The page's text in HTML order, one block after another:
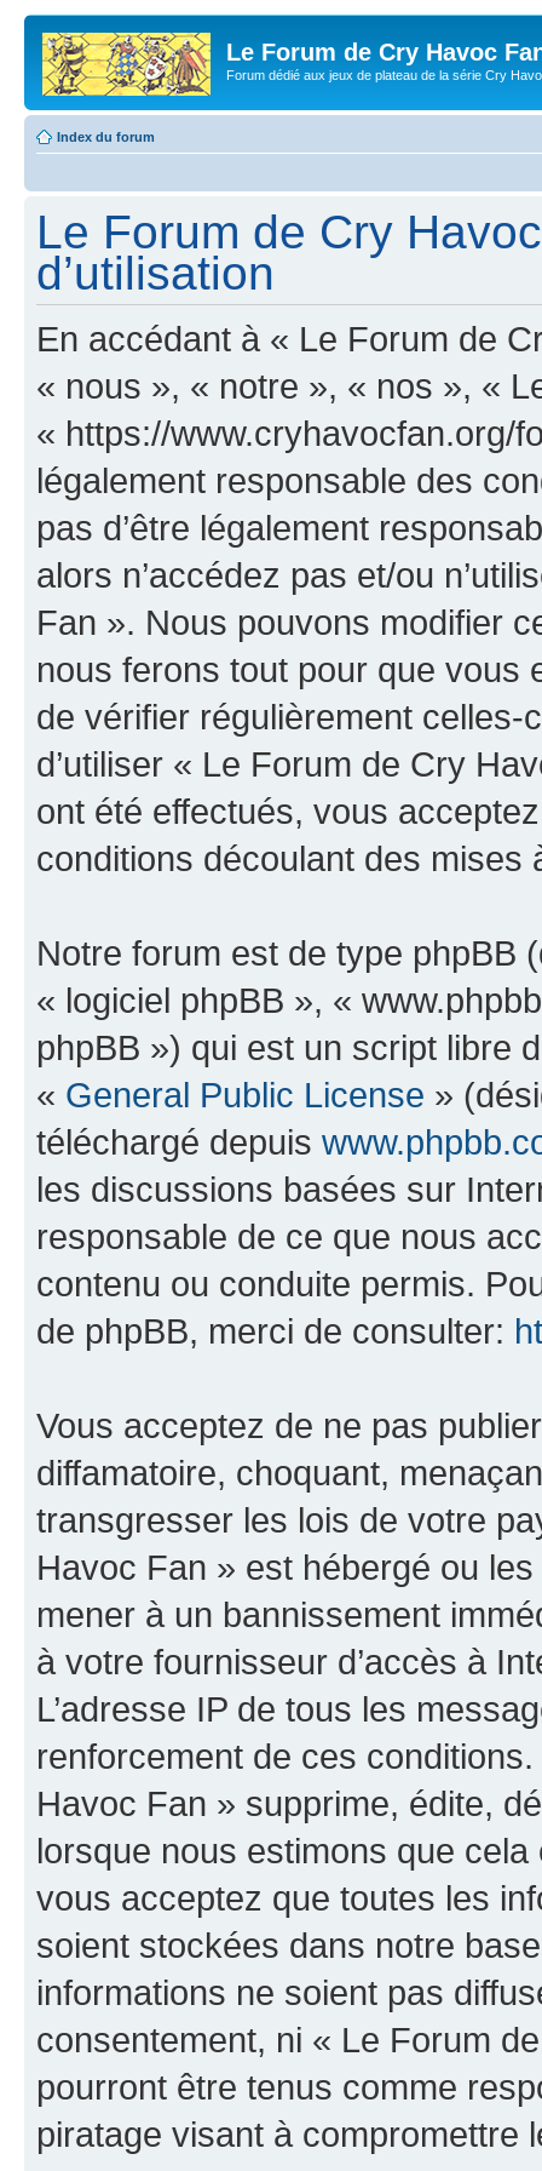
Le Forum de Cry Havoc
Forum dédié aux jeux de plateau de la série Cry
Index du forum
Le Forum de Cry
d’utilisation
En accédant à « Le Forum de
« nous », « notre », « nos », «
« https://www.cryhavocfan.org/
légalement responsable des
pas d’être légalement
alors n’accédez pas et/ou
Fan ». Nous pouvons modifier
nous ferons tout pour que vous
de vérifier régulièrement
d’utiliser « Le Forum de Cry
ont été effectués, vous
conditions découlant des mises
Notre forum est de type phpBB
« logiciel phpBB », «
phpBB ») qui est un script libre
« General Public License »
téléchargé depuis
les discussions basées sur
responsable de ce que nous
contenu ou conduite permis.
de phpBB, merci de consulter:
Vous acceptez de ne pas
diffamatoire, choquant,
transgresser les lois de votre
Havoc Fan » est hébergé ou
mener à un bannissement
à votre fournisseur d’accès à
L’adresse IP de tous les
renforcement de ces
Havoc Fan » supprime, édite,
lorsque nous estimons que cela
vous acceptez que toutes les
soient stockées dans notre
informations ne soient pas
consentement, ni « Le Forum
pourront être tenus comme
piratage visant à compromettre